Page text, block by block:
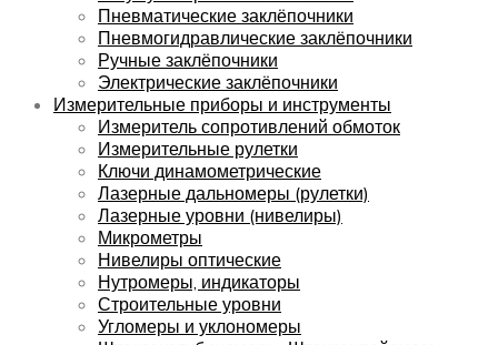
Пневматические заклёпочники
Пневмогидравлические заклёпочники
Ручные заклёпочники
Электрические заклёпочники
Измерительные приборы и инструменты
Измеритель сопротивлений обмоток
Измерительные рулетки
Ключи динамометрические
Лазерные дальномеры (рулетки)
Лазерные уровни (нивелиры)
Микрометры
Нивелиры оптические
Нутромеры, индикаторы
Строительные уровни
Угломеры и уклономеры